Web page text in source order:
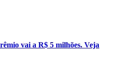
vai a R$ 5 milhões. Veja